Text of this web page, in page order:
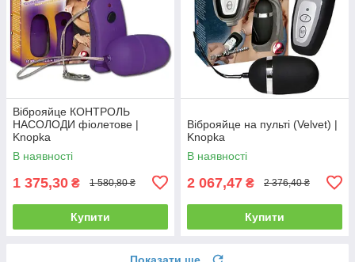
Віброяйце КОНТРОЛЬ
НАСОЛОДИ фіолетове |
Knopka
В наявності
1 375,30 ₴ 1 580,80 ₴
Купити
Віброяйце на пульті (Velvet) |
Knopka
В наявності
2 067,47 ₴ 2 376,40 ₴
Купити